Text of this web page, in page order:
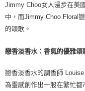
Jimmy Choo女人漫步在美
中，而Jimmy Choo Floral
的頌歌。
戀香淡香水：香氣的優雅頌
戀香淡香水的調香師
為靈感創作出一股在繁忙